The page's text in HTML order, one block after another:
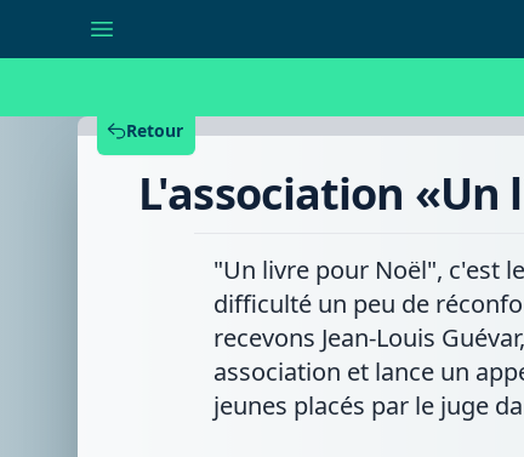
Retour
L'association «Un
"Un livre pour Noël", c'est
difficulté un peu de
recevons Jean-Louis
association et lance un
jeunes placés par le juge